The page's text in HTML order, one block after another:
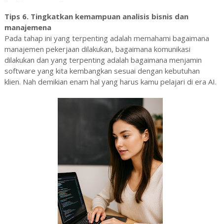
Tips 6. Tingkatkan kemampuan analisis bisnis dan
manajemena
Pada tahap ini yang terpenting adalah memahami bagaimana
manajemen pekerjaan dilakukan, bagaimana komunikasi
dilakukan dan yang terpenting adalah bagaimana menjamin
software yang kita kembangkan sesuai dengan kebutuhan
klien. Nah demikian enam hal yang harus kamu pelajari di era AI.